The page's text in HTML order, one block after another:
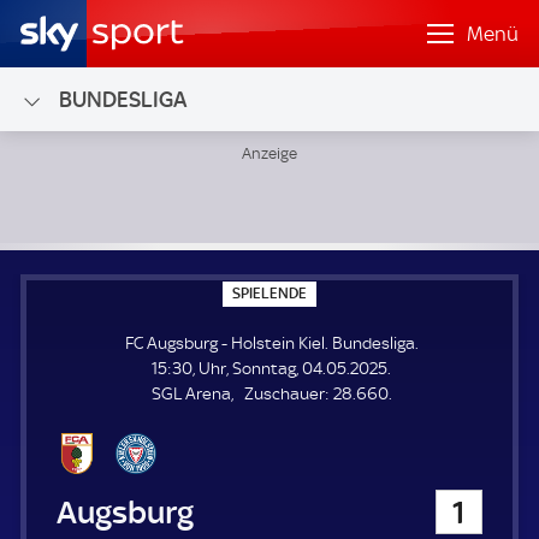
Menü
BUNDESLIGA
SPIELENDE
P
E
L
E
N
FC Augsburg - Holstein Kiel. Bundesliga.
15:30, Uhr, Sonntag, 04.05.2025.
SGL Arena
Zuschauer: Z
28.660.
FC Augsburg 1